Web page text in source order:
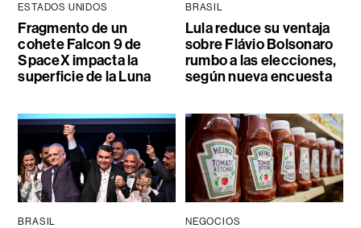
ESTADOS UNIDOS
Fragmento de un
cohete Falcon 9 de
SpaceX impacta la
superficie de la Luna
BRASIL
Lula reduce su ventaja
sobre Flávio Bolsonaro
rumbo a las elecciones,
según nueva encuesta
BRASIL NEGOCIOS